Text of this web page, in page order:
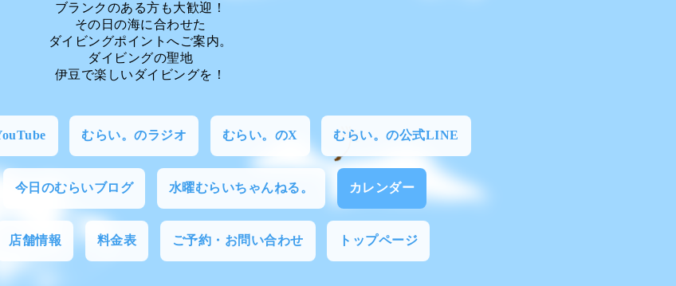
ブランクのある方も大歓迎！
その日の海に合わせた
ダイビングポイントへご案内。
ダイビングの聖地
伊豆で楽しいダイビングを！
むらい。のラジオ むらい。のX むらい。の公式LINE
今日のむらいブログ 水曜むらいちゃんねる。 カレンダー
店舗情報 料金表 ご予約・お問い合わせ トップページ